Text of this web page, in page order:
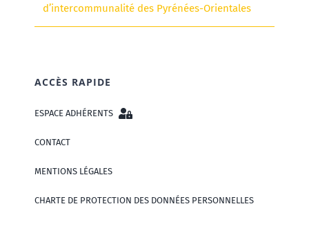
d’intercommunalité des Pyrénées-Orientales
ACCÈS RAPIDE
ESPACE ADHÉRENTS
CONTACT
MENTIONS LÉGALES
CHARTE DE PROTECTION DES DONNÉES PERSONNELLES